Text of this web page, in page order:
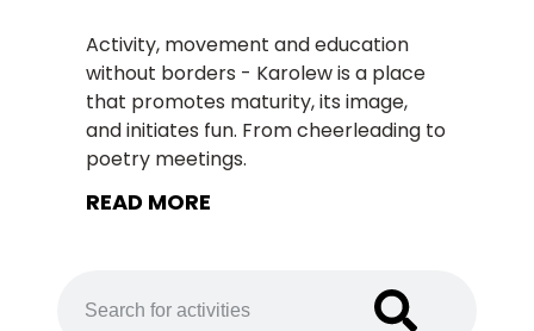
Activity, movement and education
without borders - Karolew is a place
that promotes maturity, its image,
and initiates fun. From cheerleading to
poetry meetings.
READ MORE